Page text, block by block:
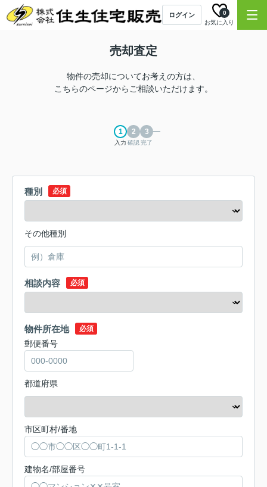
ログイン
お気に入り
0
売却査定
物件の売却についてお考えの方は、
こちらのページからご相談いただけます。
入力 確認完了
種別 必須
その他種別
相談内容 必須
物件所在地 必須
郵便番号
都道府県
市区町村/番地
建物名/部屋番号